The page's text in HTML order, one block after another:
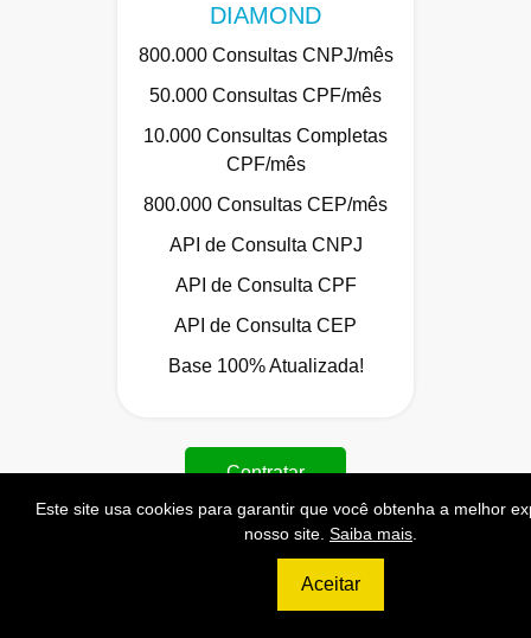
Este site usa cookies para garantir que você obtenha a melhor
nosso site. Saiba mais
Aceitar
DIAMOND
800.000 Consultas CNPJ/mês
50.000 Consultas CPF/mês
10.000 Consultas Completas
CPF/mês
800.000 Consultas CEP/mês
API de Consulta CNPJ
API de Consulta CPF
API de Consulta CEP
Base 100% Atualizada!
Contratar